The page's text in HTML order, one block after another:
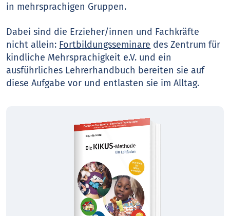
in mehrsprachigen Gruppen.
Dabei sind die Erzieher/innen und Fachkräfte
nicht allein: Fortbildungsseminare des Zentrum für
kindliche Mehrsprachigkeit e.V. und ein
ausführliches Lehrerhandbuch bereiten sie auf
diese Aufgabe vor und entlasten sie im Alltag.